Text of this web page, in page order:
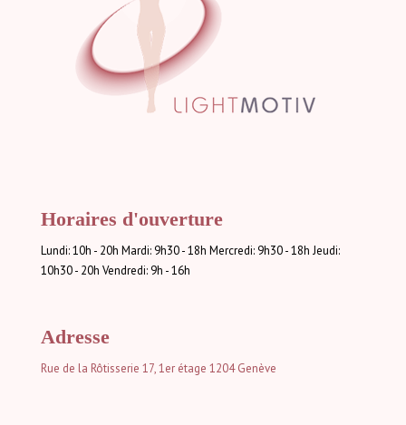
Horaires d'ouverture
Lundi: 10h - 20h Mardi: 9h30 - 18h Mercredi: 9h30 - 18h Jeudi:
10h30 - 20h Vendredi: 9h - 16h
Adresse
Rue de la Rôtisserie 17, 1er étage 1204 Genève